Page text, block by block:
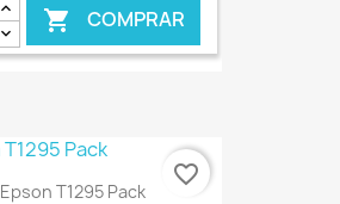
 COMPRAR
€ ONLINE
Epson T1295 Pack
favorite_border